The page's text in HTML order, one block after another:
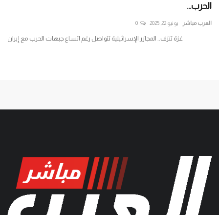
الحرب...
العرب مباشر يونيو 22, 2025 0
غزة تنزف.. المجازر الإسرائيلية تتواصل رغم اتساع جبهات الحرب مع إيران